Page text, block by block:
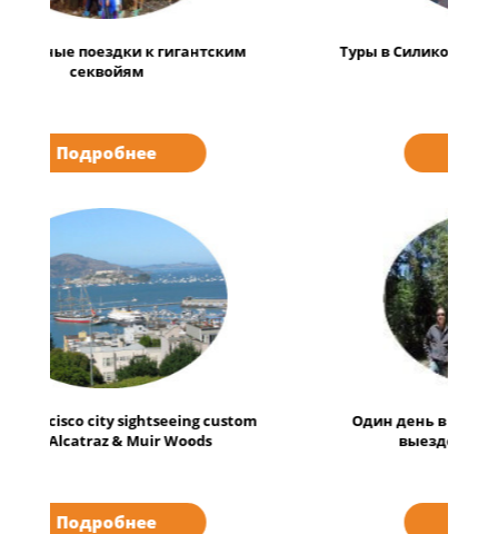
Туры в Силиконовую долину с посещением
Подробнее
Один день в рощах гигантских секвой с
выездом из Сан-Франциско
Подробнее